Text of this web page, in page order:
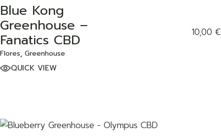
Blue Kong
Greenhouse –
Fanatics CBD
Flores Greenhouse
10,00 €
QUICK VIEW